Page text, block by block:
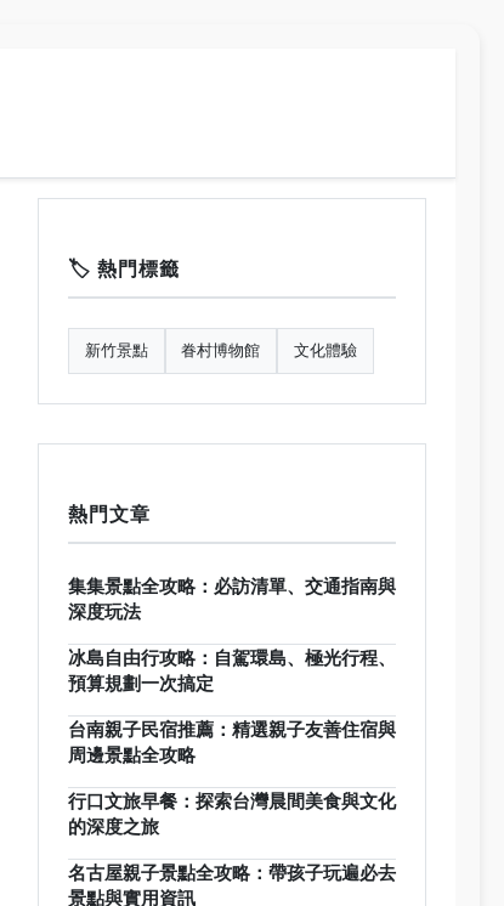
🏷️ 熱門標籤
新竹景點 眷村博物館 文化體驗
熱門文章
集集景點全攻略：必訪清單、交通指南與
深度玩法
冰島自由行攻略：自駕環島、極光行程、
預算規劃一次搞定
台南親子民宿推薦：精選親子友善住宿與
周邊景點全攻略
行口文旅早餐：探索台灣晨間美食與文化
的深度之旅
名古屋親子景點全攻略：帶孩子玩遍必去
景點與實用資訊